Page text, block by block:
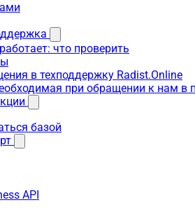
что проверить
в техподдержку Radist.Online
при обращении к нам в
базой
API